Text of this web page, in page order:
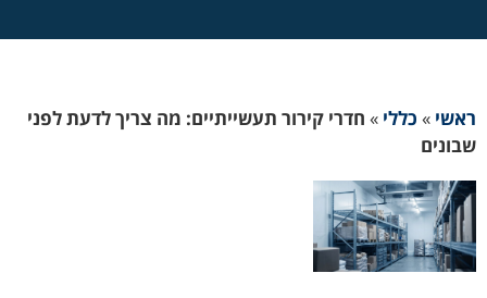
ראשי » כללי » חדרי קירור תעשייתיים: מה צריך לדעת לפני
שבונים